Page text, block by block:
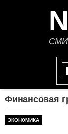
СМИ
Финансовая
ЭКОНОМИКА